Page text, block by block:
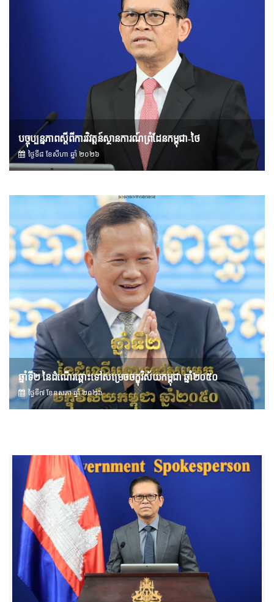
បច្ចុប្បន្នភាពស្ដីពីការវិវត្តន៍ស្ថានការណ៍ព្រំដែនកម្ពុជា-ថៃ
ថ្ងៃទី៨ ខែ​សីហា ឆ្នាំ ២០២៦
ឆ្នាំទី២ នៃដំណើរឆ្ពោះទៅសម្រេច​ចក្ខុវិស័យ​កម្ពុជា ឆ្នាំ២០៥០
ថ្ងៃទី៧ ខែ​ឧសភា ឆ្នាំ ២០២៦